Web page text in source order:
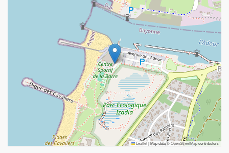
Leaflet|Map data ©OpenStreetMapcontributors